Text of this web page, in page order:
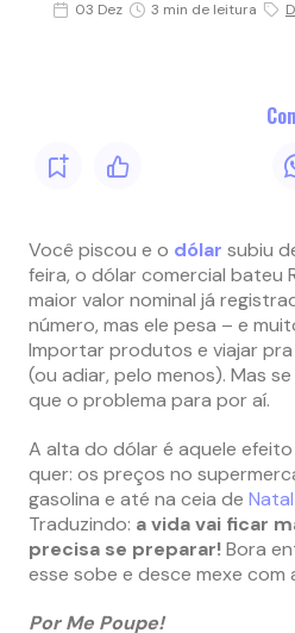
03 Dez 3 min de leitura
Você piscou e o dólar subiu
feira, o dólar comercial bateu
maior valor nominal já
número, mas ele pesa – e
Importar produtos e viajar
(ou adiar, pelo menos). Mas
que o problema para por aí.
A alta do dólar é aquele
quer: os preços no
gasolina e até na ceia de Natal
Traduzindo: a vida vai ficar
precisa se preparar!Bora
esse sobe e desce mexe com
Por Me Poupe!